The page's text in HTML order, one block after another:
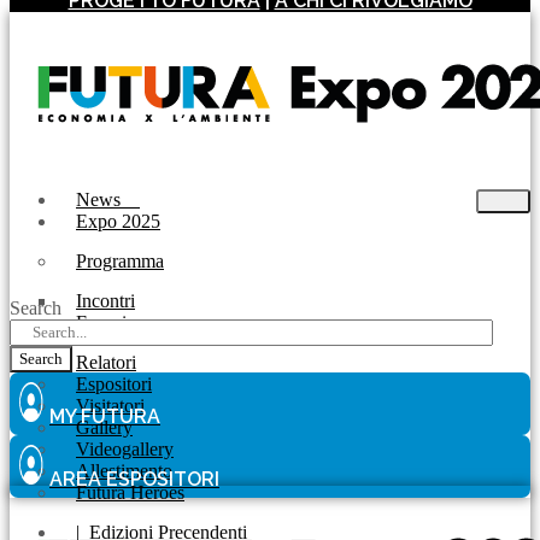
News
Expo 2025
Programma
Incontri
Experience
Relatori
Espositori
Visitatori
Gallery
Videogallery
Allestimento
Futura Heroes
| Edizioni Precendenti
Search
Search
MY FUTURA
AREA ESPOSITORI